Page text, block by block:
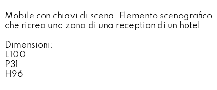
Mobile con chiavi di scena. Elemento scenografico
che ricrea una zona di una reception di un hotel
Dimensioni:
L100
P31
H96